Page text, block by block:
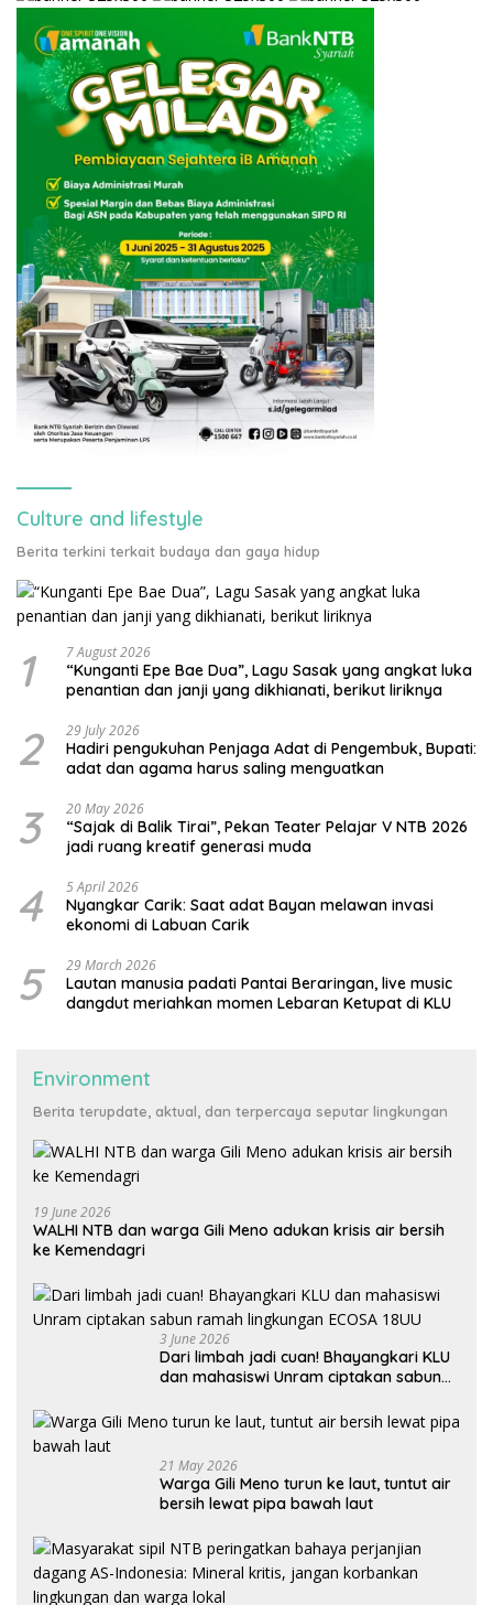
Culture and lifestyle
Berita terkini terkait budaya dan gaya hidup
1 7 August 2026
“Kunganti Epe Bae Dua”, Lagu Sasak yang angkat luka
penantian dan janji yang dikhianati, berikut liriknya
2 29 July 2026
Hadiri pengukuhan Penjaga Adat di Pengembuk, Bupati:
adat dan agama harus saling menguatkan
3 20 May 2026
“Sajak di Balik Tirai”, Pekan Teater Pelajar V NTB 2026
jadi ruang kreatif generasi muda
4 5 April 2026
Nyangkar Carik: Saat adat Bayan melawan invasi
ekonomi di Labuan Carik
5 29 March 2026
Lautan manusia padati Pantai Beraringan, live music
dangdut meriahkan momen Lebaran Ketupat di KLU
Environment
Berita terupdate, aktual, dan terpercaya seputar lingkungan
19 June 2026
WALHI NTB dan warga Gili Meno adukan krisis air bersih
ke Kemendagri
3 June 2026
Dari limbah jadi cuan! Bhayangkari KLU
dan mahasiswi Unram ciptakan sabun
21 May 2026
Warga Gili Meno turun ke laut, tuntut air
bersih lewat pipa bawah laut